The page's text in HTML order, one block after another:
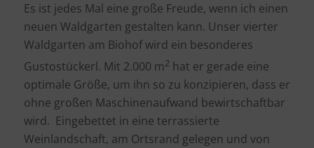
Es ist jedes Mal eine große Freude, wenn ich einen
neuen Waldgarten gestalten kann. Unser vierter
Waldgarten am Biohof wird ein besonderes
Gustostückerl. Mit 2.000 m2hat er gerade eine
optimale Größe, um ihn so zu konzipieren, dass er
ohne großen Maschinenaufwand bewirtschaftbar
wird. Eingebettet in eine terrassierte
Weinlandschaft, am Ortsrand gelegen und von